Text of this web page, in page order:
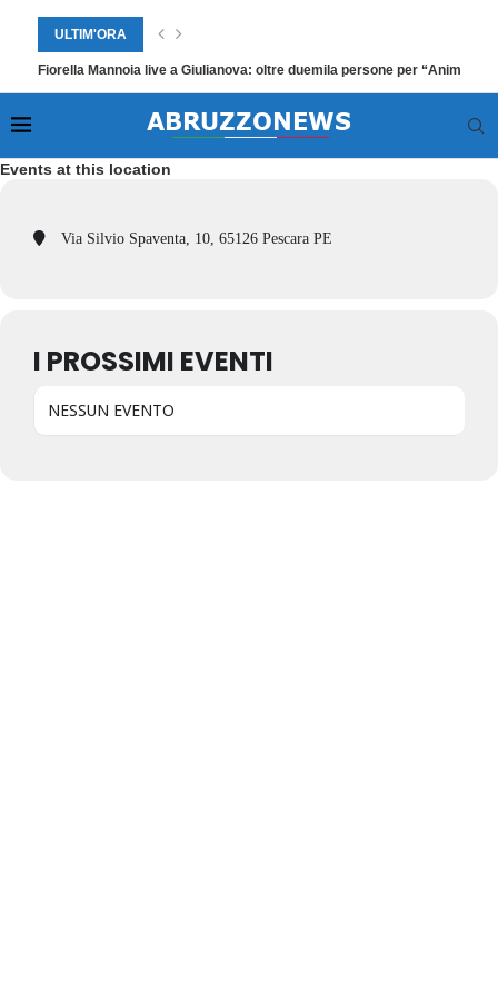
ULTIM'ORA
Fiorella Mannoia live a Giulianova: oltre duemila persone per “Anime
Events at this location
Via Silvio Spaventa, 10, 65126 Pescara PE
I PROSSIMI EVENTI
NESSUN EVENTO